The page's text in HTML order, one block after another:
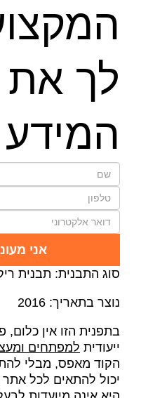
לך את
אני
סוג התבנית: תבנית
נוצר בתאריך: 2016
בתפנית הזו אין כלום,
ייעודית למפתחים
הקוד מאפס, מבלי
יכול להתאים לכל